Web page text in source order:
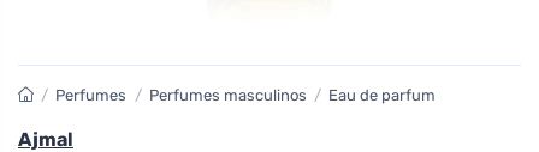
/ Perfumes / Perfumes masculinos / Eau de parfum
Ajmal